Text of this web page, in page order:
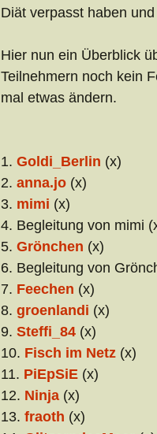
Diät verpasst haben
Hier nun ein Überblick
Teilnehmern noch kein
mal etwas ändern.
1. Goldi_Berlin (x)
2. anna.jo(x)
3. mimi (x)
4. Begleitung von mimi
5. Grönchen (x)
6. Begleitung von
7. Feechen (x)
8. groenlandi (x)
9. Steffi_84(x)
10. Fisch im Netz(x)
11. PiEpSiE(x)
12. Ninja(x)
13. fraoth (x)